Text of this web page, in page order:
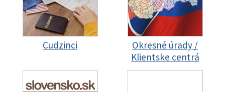
Cudzinci
Okresné úrady /
Klientske centrá